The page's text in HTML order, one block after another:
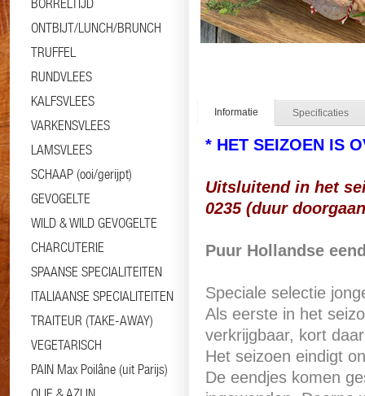
BORRELTIJD
ONTBIJT/LUNCH/BRUNCH
TRUFFEL
RUNDVLEES
KALFSVLEES
VARKENSVLEES
LAMSVLEES
SCHAAP (ooi/gerijpt)
GEVOGELTE
WILD & WILD GEVOGELTE
CHARCUTERIE
SPAANSE SPECIALITEITEN
ITALIAANSE SPECIALITEITEN
TRAITEUR (TAKE-AWAY)
VEGETARISCH
PAIN Max Poilâne (uit Parijs)
Informatie Specificaties
* HET SEIZOEN IS
Uitsluitend in het
0235 (duur
Puur Hollandse
Speciale selectie
Als eerste in het
verkrijgbaar, kort
Het seizoen eindigt
De eendjes komen